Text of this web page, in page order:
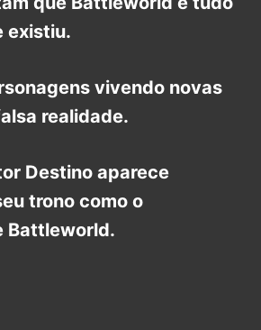
existiu.
vivendo novas
realidade.
Destino aparece
trono como o
Battleworld.